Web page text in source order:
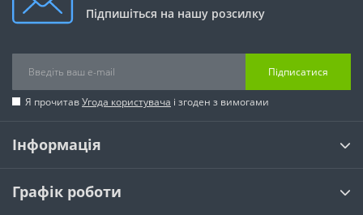
Підпишіться на нашу розсилку
Підписатися
Я прочитавУгода користувача і згоден з вимогами
Інформація
Графік роботи